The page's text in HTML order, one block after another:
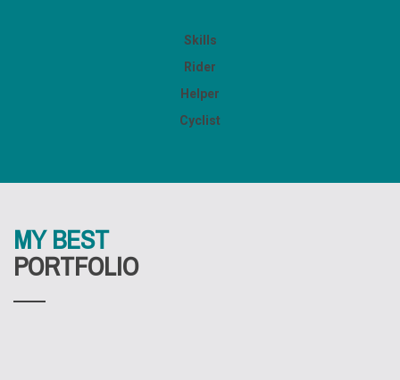
Skills
Rider
Helper
Cyclist
MY BEST
PORTFOLIO